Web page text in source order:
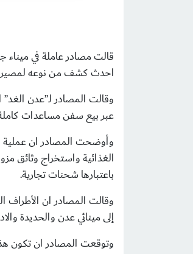
قالت مصادر عاملة في ميناء
احدث كشف من نوعه لمصير
وقالت المصادر لـ”عدن
عبر بيع سفن مساعدات
وأوضحت المصادر ان عملية
الغذائية واستخراج وثائق
باعتبارها شحنات تجارية.
وقالت المصادر ان الأطراف
إلى مينائي عدن والحديدة
وتوقعت المصادر ان تكون